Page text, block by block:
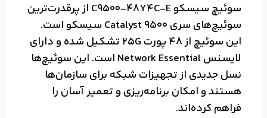
سوئیچ سیسکو C9500-48Y4C-E از پرقدرت‌ترین
سوئیچ‌های سری Catalyst 9500 سیسکو است.
این سوئیچ از 48 پورت 25G تشکیل شده و دارای
لایسنس Network Essential است. این سوئیچ‌ها
نسل جدیدی از تجهیزات شبکه برای سازمان‌ها
هستند و امکان برنامه‌ریزی و تعمیر آسان را
فراهم کرده‌اند.